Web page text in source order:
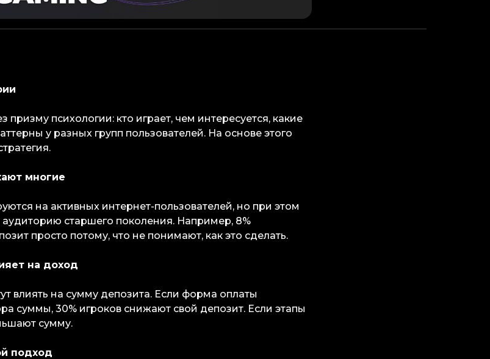
психологии: кто играет, чем интересуется, какие
у разных групп пользователей. На основе этого
многие
на активных интернет-пользователей, но при этом
старшего поколения. Например, 8%
просто потому, что не понимают, как это сделать.
на доход
влиять на сумму депозита. Если форма оплаты
суммы, 30% игроков снижают свой депозит. Если этапы
сумму.
подход